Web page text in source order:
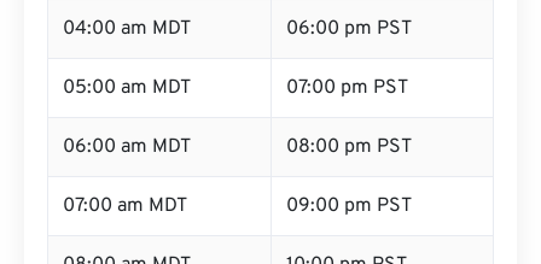
04:00 am MDT 06:00 pm PST
05:00 am MDT 07:00 pm PST
06:00 am MDT 08:00 pm PST
07:00 am MDT 09:00 pm PST